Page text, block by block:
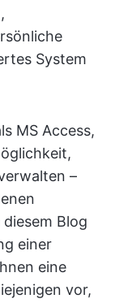
System
MS Access,
–
Blog
einer
eine
vor,